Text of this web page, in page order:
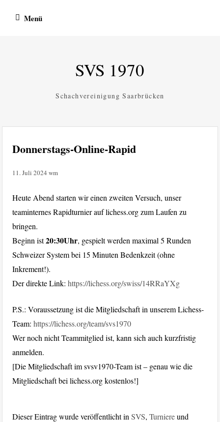
Inhalt Menü
SVS 1970
Schachvereinigung Saarbrücken
Donnerstags-Online-Rapid
11. Juli 2024 wm
Heute Abend starten wir einen zweiten Versuch, unser
teaminternes Rapidturnier auf lichess.org zum Laufen zu
bringen.
Beginn ist20:30Uhr, gespielt werden maximal 5 Runden
Schweizer System bei 15 Minuten Bedenkzeit (ohne
Inkrement!).
Der direkte Link:https://lichess.org/swiss/14RRaYXg
P.S.: Voraussetzung ist die Mitgliedschaft in unserem Lichess-
Team:https://lichess.org/team/svs1970
Wer noch nicht Teammitglied ist, kann sich auch kurzfristig
anmelden.
[Die Mitgliedschaft im svsv1970-Team ist – genau wie die
Mitgliedschaft bei lichess.org kostenlos!]
Dieser Eintrag wurde veröffentlicht inSVS,Turniereund